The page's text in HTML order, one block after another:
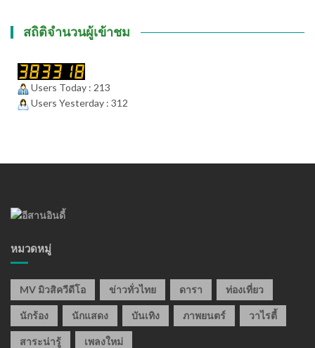
สถิติจำนวนผู้เข้าชม
Users Today : 213
Users Yesterday : 312
หมวดหมู่
MV มิวสิควีดีโอ ข่าวทั่วไทย ดารา ท่องเที่ยว
นักร้อง นักแสดง บันเทิง ภาพยนตร์ วาไรตี้
สาระน่ารู้ เพลงใหม่